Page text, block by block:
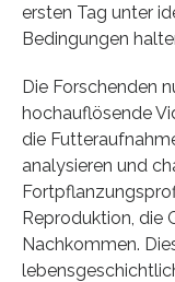
ersten Tag unter
Bedingungen
Die Forschenden
hochauflösende
die
analysieren und
Reproduktion, die
Nachkommen.